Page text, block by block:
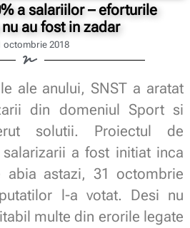
a salariilor – eforturile
au fost in zadar
octombrie 2018
ale anului, SNST a aratat
din domeniul Sport si
solutii. Proiectul de
a fost initiat inca
astazi, 31 octombrie
l-a votat. Desi nu
multe din erorile legate